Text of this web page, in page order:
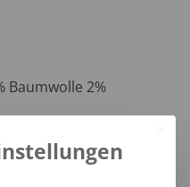
Baumwolle 2%